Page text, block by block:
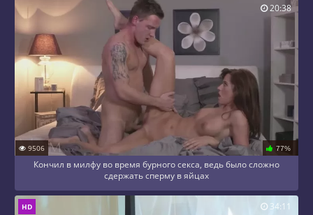
9506 77%
Кончил в милфу во время бурного секса, ведь было сложно
сдержать сперму в яйцах
20:38
HD 34:11